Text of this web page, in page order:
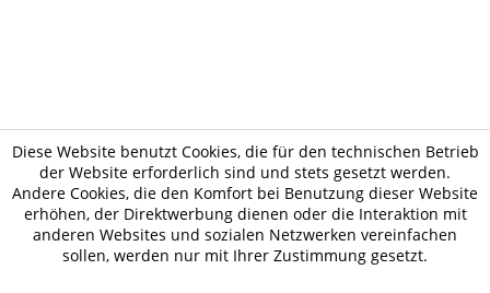
Diese Website benutzt Cookies, die für den technischen Betrieb
der Website erforderlich sind und stets gesetzt werden.
Andere Cookies, die den Komfort bei Benutzung dieser Website
erhöhen, der Direktwerbung dienen oder die Interaktion mit
anderen Websites und sozialen Netzwerken vereinfachen
sollen, werden nur mit Ihrer Zustimmung gesetzt.